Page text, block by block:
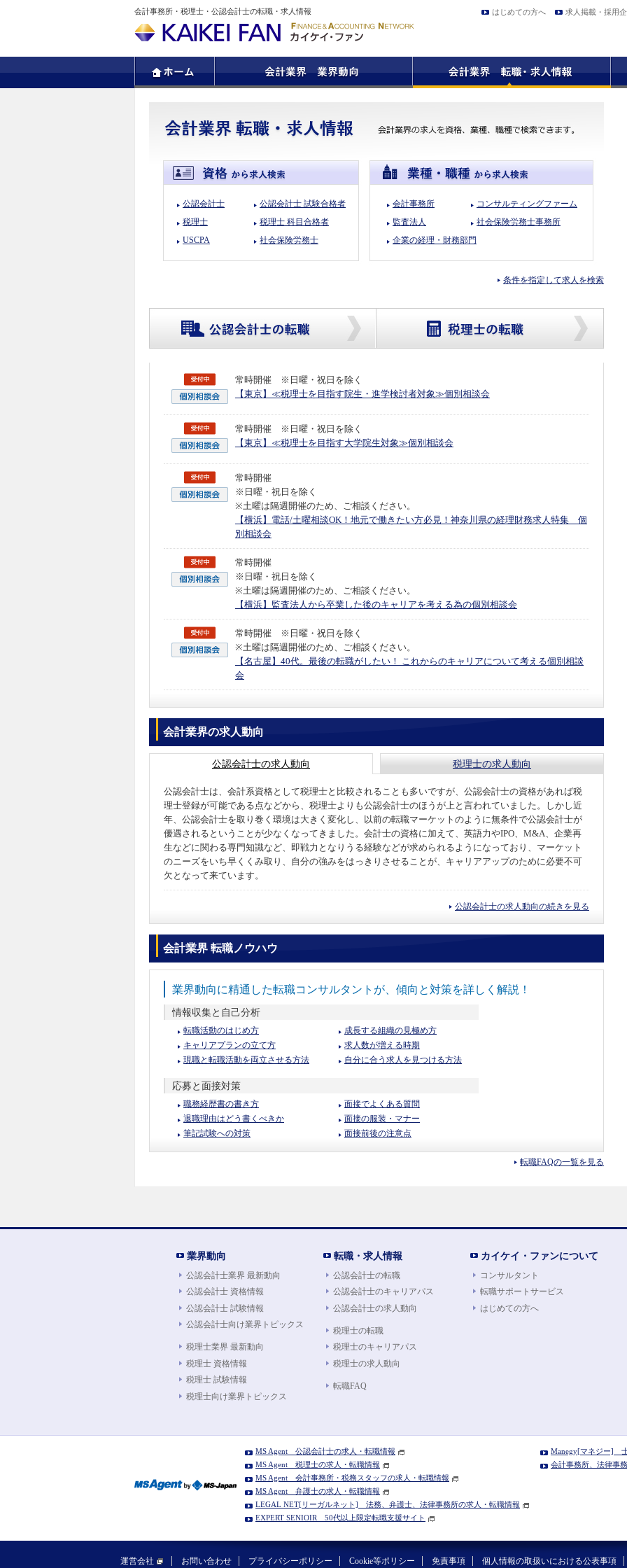
会計事務所・税理士・公認会計士の転職・求人情報 はじめての方へ 求人掲載・採用
公認会計士
税理士
USCPA
公認会計士 試験合格者
税理士 科目合格者
社会保険労務士
会計事務所
監査法人
企業の経理・財務部門
コンサルティングファーム
社会保険労務士事務所
条件を指定して求人を検索
常時開催 ※日曜・祝日を除く
【東京】≪税理士を目指す院生・進学検討者対象≫個別相談会
常時開催 ※日曜・祝日を除く
【東京】≪税理士を目指す大学院生対象≫個別相談会
常時開催
※日曜・祝日を除く
※土曜は隔週開催のため、ご相談ください。
【横浜】電話/土曜相談OK！地元で働きたい方必見！神奈川県の経理財務求人特集 個
別相談会
常時開催
※日曜・祝日を除く
※土曜は隔週開催のため、ご相談ください。
【横浜】監査法人から卒業した後のキャリアを考える為の個別相談会
常時開催 ※日曜・祝日を除く
※土曜は隔週開催のため、ご相談ください。
【名古屋】40代。最後の転職がしたい！ これからのキャリアについて考える個別相談
会
会計業界の求人動向
公認会計士の求人動向 税理士の求人動向
公認会計士は、会計系資格として税理士と比較されることも多いですが、公認会計士の資格があれば税
理士登録が可能である点などから、税理士よりも公認会計士のほうが上と言われていました。しかし近
年、公認会計士を取り巻く環境は大きく変化し、以前の転職マーケットのように無条件で公認会計士が
優遇されるということが少なくなってきました。会計士の資格に加えて、英語力やIPO、M&A、企業再
生などに関わる専門知識など、即戦力となりうる経験などが求められるようになっており、マーケット
のニーズをいち早くくみ取り、自分の強みをはっきりさせることが、キャリアアップのために必要不可
欠となって来ています。
公認会計士の求人動向の続きを見る
会計業界 転職ノウハウ
業界動向に精通した転職コンサルタントが、傾向と対策を詳しく解説！
情報収集と自己分析
転職活動のはじめ方
キャリアプランの立て方
現職と転職活動を両立させる方法
成長する組織の見極め方
求人数が増える時期
自分に合う求人を見つける方法
応募と面接対策
職務経歴書の書き方
退職理由はどう書くべきか
筆記試験への対策
面接でよくある質問
面接の服装・マナー
面接前後の注意点
転職FAQの一覧を見る
業界動向
公認会計士業界 最新動向
公認会計士 資格情報
公認会計士 試験情報
公認会計士向け業界トピックス
税理士業界 最新動向
税理士 資格情報
税理士 試験情報
税理士向け業界トピックス
転職・求人情報
公認会計士の転職
公認会計士のキャリアパス
公認会計士の求人動向
税理士の転職
税理士のキャリアパス
税理士の求人動向
転職FAQ
カイケイ・ファンについて
コンサルタント
転職サポートサービス
はじめての方へ
MS Agent 公認会計士の求人・転職情報
MS Agent 税理士の求人・転職情報
MS Agent 会計事務所・税務スタッフの求人・転職情報
MS Agent 弁護士の求人・転職情報
LEGAL NET[リーガルネット] 法務、弁護士、法律事務所の求人・転職情報
EXPERT SENIOIR 50代以上限定転職支援サイト
Manegy[マネジー]
会計事務所、法律事
運営会社 お問い合わせ プライバシーポリシー Cookie等ポリシー 免責事項 個人情報の取扱いにおける公表事項